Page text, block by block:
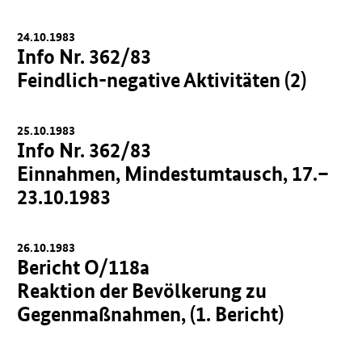
24.10.1983
Info Nr. 362/83
Feindlich-negative Aktivitäten (2)
25.10.1983
Info Nr. 362/83
Einnahmen, Mindestumtausch, 17.–
23.10.1983
26.10.1983
Bericht O/118a
Reaktion der Bevölkerung zu
Gegenmaßnahmen, (1. Bericht)